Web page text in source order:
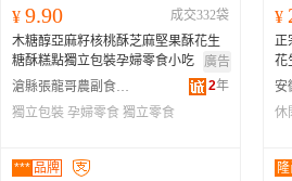
¥ 9.90
成交332袋
木糖醇亞麻籽核桃酥芝麻堅果酥花生
糖酥糕點獨立包裝孕婦零食小吃
廣告
滄縣張龍哥農副食品加工廠
2年
獨立包裝 孕婦零食 獨立零食
*** 品牌
¥
正
花
休